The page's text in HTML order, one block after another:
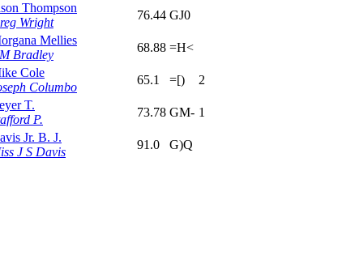
Thompson
Wright
76.44 GJ0
Mellies
Bradley
68.88 =H<
Cole
Columbo
65.1 =[) 2
T.
P.
73.78 GM- 1
Jr. B. J.
J S Davis
91.0 G)Q